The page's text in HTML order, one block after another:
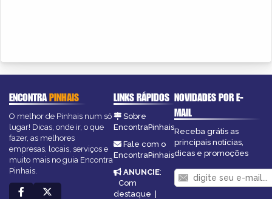
ENCONTRAPINHAIS
O melhor de Pinhais num só
lugar! Dicas, onde ir, o que
fazer, as melhores
empresas, locais, serviços e
muito mais no guia Encontra
Pinhais.
LINKS RÁPIDOS
Sobre
EncontraPinhais
Fale com o
EncontraPinhais
ANUNCIE:
Com
destaque |
NOVIDADES POR E-
MAIL
Receba grátis as
principais notícias,
dicas e promoções